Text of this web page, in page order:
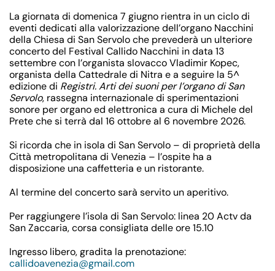
La giornata di domenica 7 giugno rientra in un ciclo di
eventi dedicati alla valorizzazione dell’organo Nacchini
della Chiesa di San Servolo che prevederà un ulteriore
concerto del Festival Callido Nacchini in data 13
settembre con l’organista slovacco Vladimir Kopec,
organista della Cattedrale di Nitra e a seguire la 5^
edizione di Registri. Arti dei suoni per l’organo di San
Servolo, rassegna internazionale di sperimentazioni
sonore per organo ed elettronica a cura di Michele del
Prete che si terrà dal 16 ottobre al 6 novembre 2026.
Si ricorda che in isola di San Servolo – di proprietà della
Città metropolitana di Venezia – l’ospite ha a
disposizione una caffetteria e un ristorante.
Al termine del concerto sarà servito un aperitivo.
Per raggiungere l’isola di San Servolo: linea 20 Actv da
San Zaccaria, corsa consigliata delle ore 15.10
Ingresso libero, gradita la prenotazione:
callidoavenezia@gmail.com